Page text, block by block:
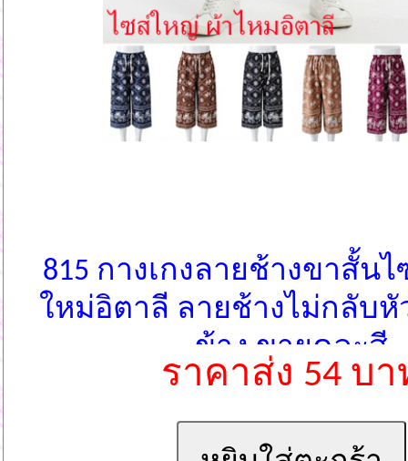
815 กางเกงลายช้างขาสั้น
ใหม่อิตาลี ลายช้างไม่กลับหั
ข้าง ขายคละสี
ราคาส่ง 54 บา